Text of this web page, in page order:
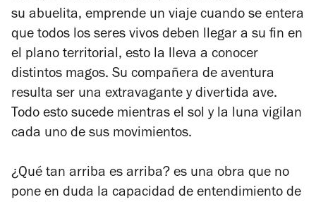
su abuelita, emprende un viaje cuando se entera
que todos los seres vivos deben llegar a su fin en
el plano territorial, esto la lleva a conocer
distintos magos. Su compañera de aventura
resulta ser una extravagante y divertida ave.
Todo esto sucede mientras el sol y la luna vigilan
cada uno de sus movimientos.
¿Qué tan arriba es arriba? es una obra que no
pone en duda la capacidad de entendimiento de